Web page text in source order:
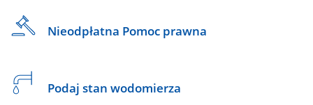
Nieodpłatna Pomoc prawna
Podaj stan wodomierza